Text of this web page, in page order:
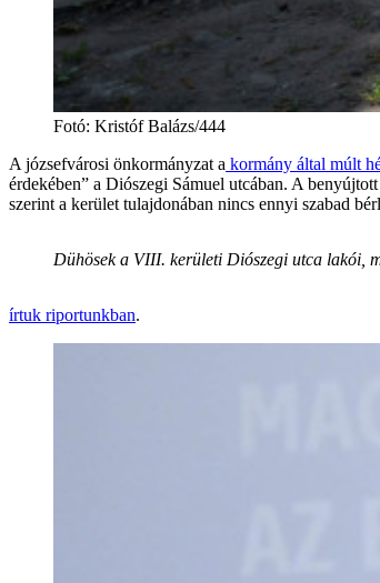
Fotó: Kristóf Balázs/444
A józsefvárosi önkormányzat a kormány által múlt
érdekében” a Diószegi Sámuel utcában. A
szerint a kerület tulajdonában nincs ennyi szabad
Dühösek a VIII. kerületi Diószegi utca lakói,
írtuk riportunkban.